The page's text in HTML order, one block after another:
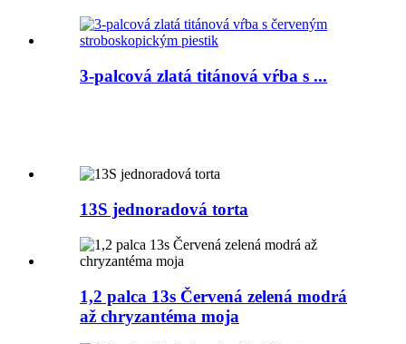
3-palcová zlatá titánová vŕba s ...
13S jednoradová torta
1,2 palca 13s Červená zelená modrá
až chryzantéma moja